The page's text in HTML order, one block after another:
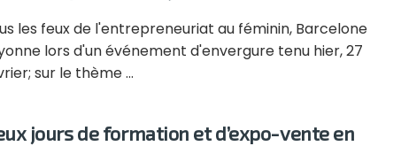
les feux de l'entrepreneuriat au féminin, Barcelone
lors d'un événement d'envergure tenu hier, 27
sur le thème ...
jours de formation et d’expo-vente en